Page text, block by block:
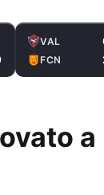
VAL
FCN
a